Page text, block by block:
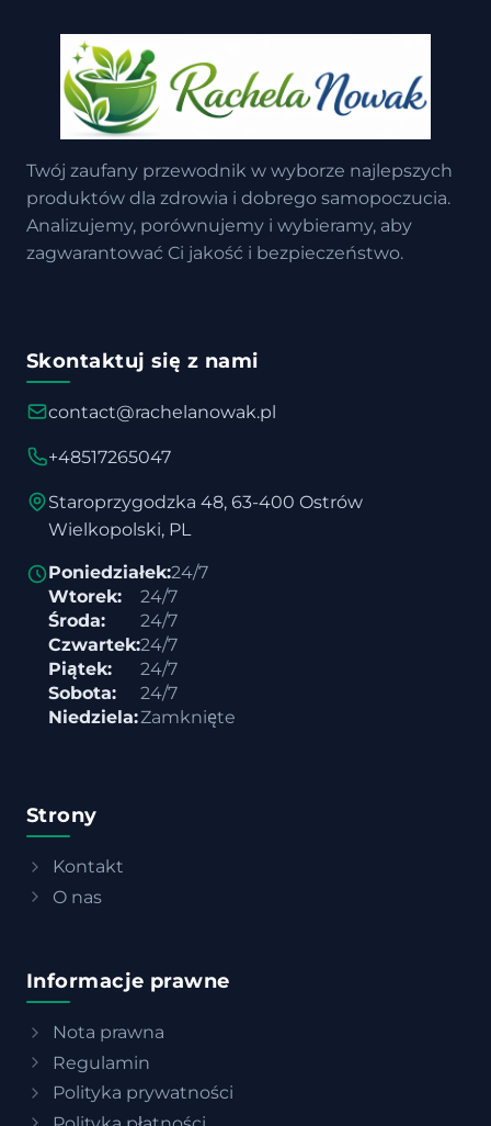
Twój zaufany przewodnik w wyborze najlepszych
produktów dla zdrowia i dobrego samopoczucia.
Analizujemy, porównujemy i wybieramy, aby
zagwarantować Ci jakość i bezpieczeństwo.
Skontaktuj się z nami
contact@rachelanowak.pl
+48517265047
Staroprzygodzka 48, 63-400 Ostrów
Wielkopolski, PL
Poniedziałek:24/7
Wtorek:
24/7
Środa:
24/7
Czwartek:24/7
Piątek:
24/7
Sobota:
24/7
Niedziela:Zamknięte
Strony
Kontakt
O nas
Informacje prawne
Nota prawna
Regulamin
Polityka prywatności